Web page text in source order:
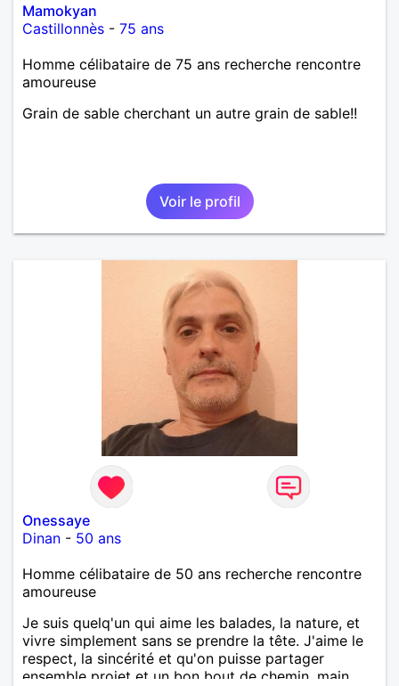
Mamokyan
Castillonnès - 75 ans
Homme célibataire de 75 ans recherche rencontre
amoureuse
Grain de sable cherchant un autre grain de sable!!
Voir le profil
Onessaye
Dinan - 50 ans
Homme célibataire de 50 ans recherche rencontre
amoureuse
Je suis quelq'un qui aime les balades, la nature, et
vivre simplement sans se prendre la tête. J'aime le
respect, la sincérité et qu'on puisse partager
ensemble projet et un bon bout de chemin, main